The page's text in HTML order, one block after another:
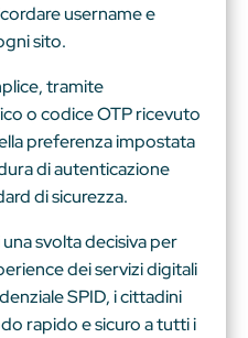
username e
sito.
tramite
o codice OTP ricevuto
preferenza impostata
di autenticazione
di sicurezza.
svolta decisiva per
dei servizi digitali
SPID, i cittadini
rapido e sicuro a tutti i